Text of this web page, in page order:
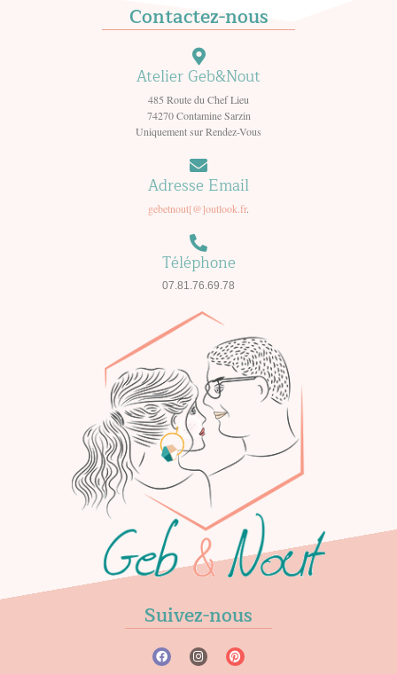
Contactez-nous
Atelier Geb&Nout
485 Route du Chef Lieu
74270 Contamine Sarzin
Uniquement sur Rendez-Vous
Adresse Email
gebetnout[@]outlook.fr.
Téléphone
07.81.76.69.78
Suivez-nous